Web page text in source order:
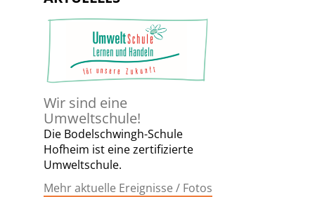
Wir sind eine
Umweltschule!
Die Bodelschwingh-Schule
Hofheim ist eine zertifizierte
Umweltschule.
Mehr aktuelle Ereignisse / Fotos